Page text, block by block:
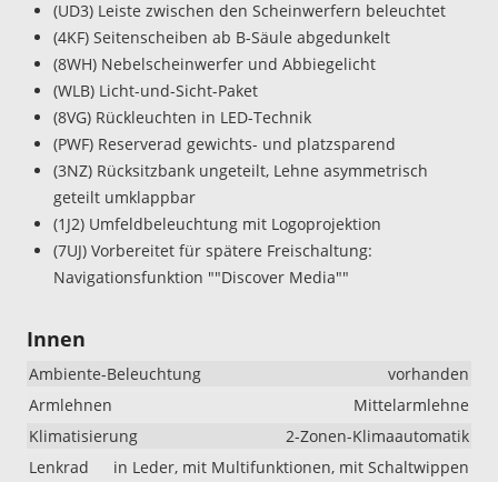
(UD3) Leiste zwischen den Scheinwerfern beleuchtet
(4KF) Seitenscheiben ab B-Säule abgedunkelt
(8WH) Nebelscheinwerfer und Abbiegelicht
(WLB) Licht-und-Sicht-Paket
(8VG) Rückleuchten in LED-Technik
(PWF) Reserverad gewichts- und platzsparend
(3NZ) Rücksitzbank ungeteilt, Lehne asymmetrisch
geteilt umklappbar
(1J2) Umfeldbeleuchtung mit Logoprojektion
(7UJ) Vorbereitet für spätere Freischaltung:
Navigationsfunktion ""Discover Media""
Innen
Ambiente-Beleuchtung
vorhanden
Armlehnen
Mittelarmlehne
Klimatisierung
2-Zonen-Klimaautomatik
Lenkrad
in Leder, mit Multifunktionen, mit Schaltwippen